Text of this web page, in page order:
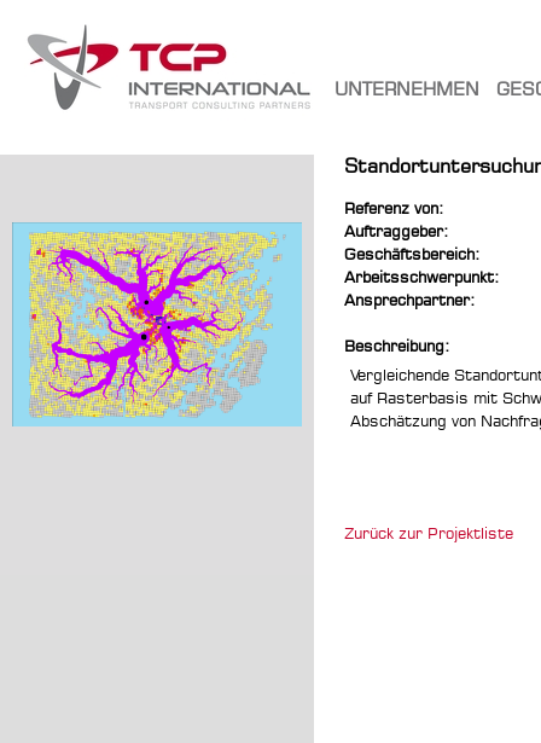
UNTERNEHMEN
Referenz von:
Auftraggeber:
Geschäftsbereich:
Arbeitsschwerpunkt:
Ansprechpartner:
Beschreibung:
Vergleichende
auf Rasterbasis mit
Abschätzung von
Zurück zur Projektliste